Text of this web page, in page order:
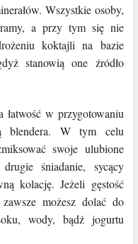
Wszystkie osoby,
a przy tym się nie
koktajli na bazie
stanowią one źródło
w przygotowaniu
blendera. W tym celu
swoje ulubione
śniadanie, sycący
kolację. Jeżeli gęstość
możesz dolać do
wody, bądź jogurtu